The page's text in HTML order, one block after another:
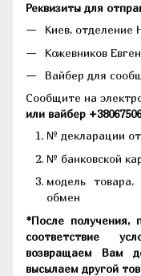
Реквизиты для
Киев,
Кожевников
Вайбер для
Сообщите на
или вайбер
№ декларации
№ банковской
модель
обмен
*После получения,
соответствие
возвращаем Вам
высылаем другой